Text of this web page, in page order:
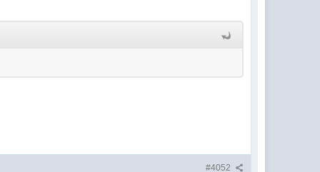
#4052